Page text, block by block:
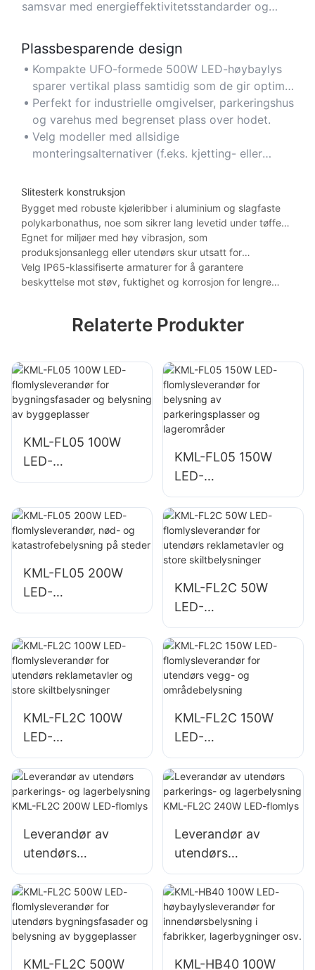
samsvar med energieffektivitetsstandarder og
Plassbesparende design
Kompakte UFO-formede 500W LED-høybaylys
sparer vertikal plass samtidig som de gir optimal
lysfordeling i miljøer med høyt under taket.
Perfekt for industrielle omgivelser, parkeringshus
og varehus med begrenset plass over hodet.
Velg modeller med allsidige
monteringsalternativer (f.eks. kjetting- eller
steder.
Slitesterk konstruksjon
Bygget med robuste kjøleribber i aluminium og slagfaste
polykarbonathus, noe som sikrer lang levetid under tøffe
industrielle eller utendørs forhold.
Egnet for miljøer med høy vibrasjon, som
produksjonsanlegg eller utendørs skur utsatt for
værsvingninger.
Velg IP65-klassifiserte armaturer for å garantere
beskyttelse mot støv, fuktighet og korrosjon for lengre
Relaterte Produkter
KML-FL05 100W
LED-
flomlysleverandør
bygningsfasader
og belysning av
KML-FL05 150W
LED-
flomlysleverandør
for belysning av
parkeringsplasser
og lagerområder
KML-FL05 200W
LED-
flomlysleverandør,
katastrofebelysnin
g på steder
KML-FL2C 50W
LED-
flomlysleverandør
for utendørs
reklametavler og
store
KML-FL2C 100W
LED-
flomlysleverandør
for utendørs
reklametavler og
store
skiltbelysninger
KML-FL2C 150W
LED-
flomlysleverandør
for utendørs vegg-
og
områdebelysning
Leverandør av
utendørs
parkerings- og
lagerbelysning
KML-FL2C 200W
LED-flomlys
Leverandør av
utendørs
parkerings- og
lagerbelysning
KML-FL2C 240W
LED-flomlys
KML-FL2C 500W KML-HB40 100W